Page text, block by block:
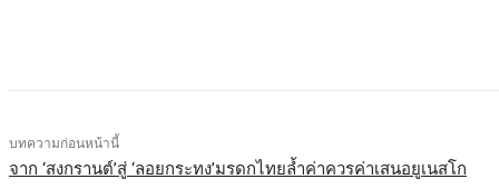
บทความก่อนหน้านี้
จาก ‘สงกรานต์’สู่ ‘ลอยกระทง’มรดกไทยล้ำค่าควรค่าเสนอยูเนสโก